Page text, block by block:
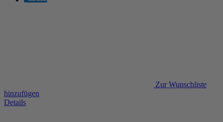
Zur Wunschliste
hinzufügen
Details